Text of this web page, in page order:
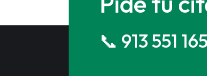
📞 913 551